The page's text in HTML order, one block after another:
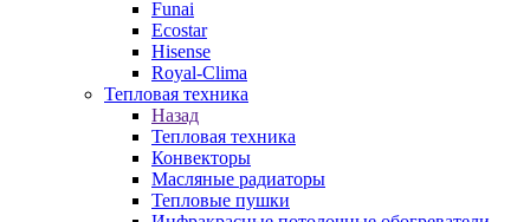
Funai
Ecostar
Hisense
Royal-Clima
Тепловая техника
Назад
Тепловая техника
Конвекторы
Масляные радиаторы
Тепловые пушки